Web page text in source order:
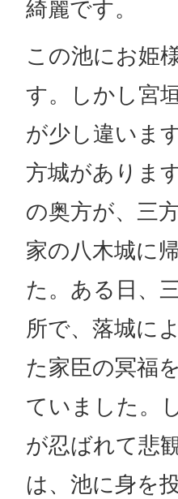
綺麗です。
この池にお姫
す。しかし宮
が少し違いま
方城がありま
の奥方が、三
家の八木城に
た。ある日、
所で、落城に
た家臣の冥福
ていました。
が忍ばれて悲
は、池に身を